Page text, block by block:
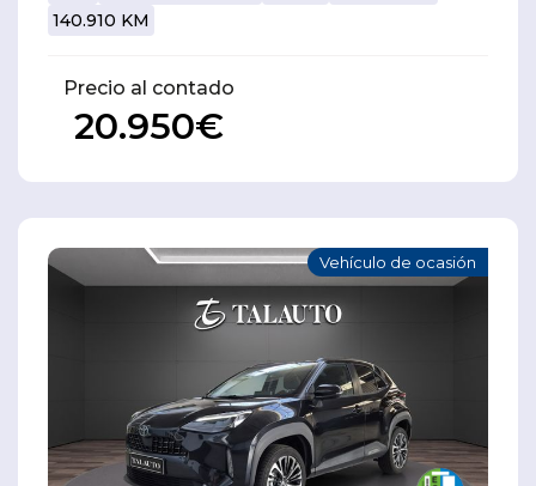
140.910 KM
Precio al contado
20.950€
Vehículo de ocasión